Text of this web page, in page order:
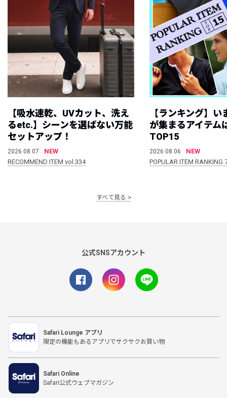
【吸水速乾、UVカット、洗え
るetc.】シーンを選ばない万能
セットアップ！
2026.08.07
NEW
RECOMMEND ITEM vol.334
【ランキング】
が集まるアイテム
TOP15
2026.08.06
NEW
POPULAR ITEM
すべて見る
公式SNSアカウント
Safari Lounge アプリ
限定の機能もあるアプリでサクサクお買い物
Safari Online
Safari公式ウェブマガジン